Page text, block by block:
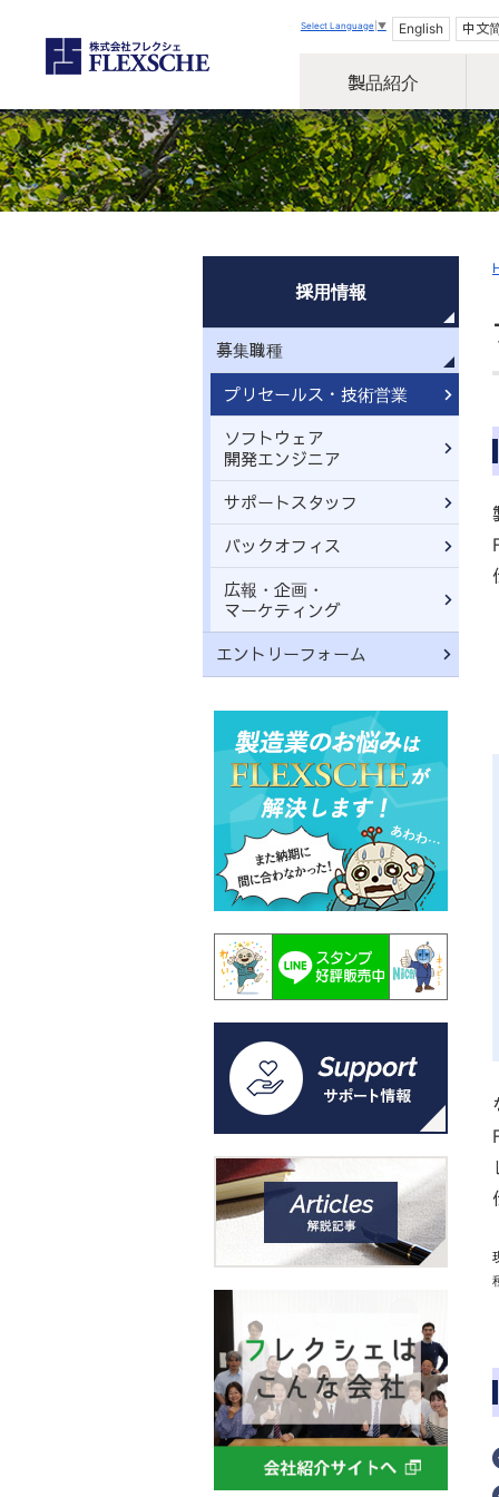
Select Language ▼ English 中文
製品紹介
採用情報
募集職種
プリセールス・技術営業
ソフトウェア
開発エンジニア
サポートスタッフ
バックオフィス
広報・企画・
マーケティング
エントリーフォーム